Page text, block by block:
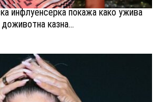
инфлуенсерка покажа како ужива
казна...